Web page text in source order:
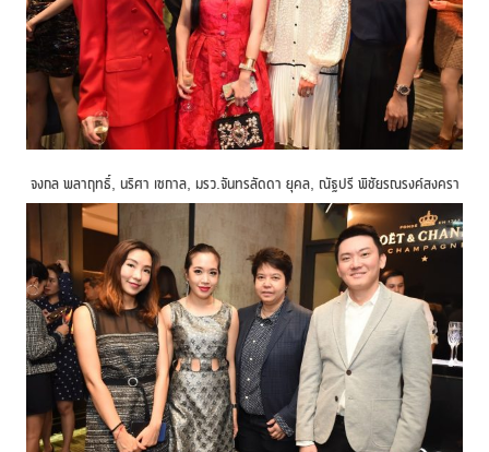
จงกล พลาฤทธิ์, นริศา เซกาล, มรว.จันทรลัดดา ยุคล, ณัฐปรี พิชัยรณรงค์สงครา